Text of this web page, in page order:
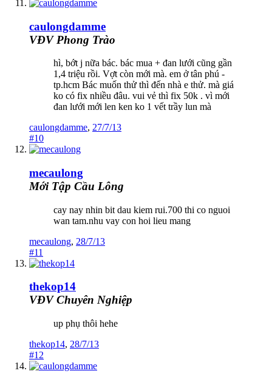
caulongdamme
VĐV Phong Trào
hì, bớt j nữa bác. bác mua + đan lưới cũng gần
1,4 triệu rồi. Vợt còn mới mà. em ở tân phú -
tp.hcm Bác muốn thử thì đến nhà e thử. mà giá
ko có fix nhiều đâu. vui vẻ thì fix 50k . vì mới
đan lưới mới len ken ko 1 vết trầy lun mà
caulongdamme, 27/7/13
#10
mecaulong
Mới Tập Cầu Lông
cay nay nhin bit dau kiem rui.700 thi co nguoi
wan tam.nhu vay con hoi lieu mang
mecaulong, 28/7/13
#11
thekop14
VĐV Chuyên Nghiệp
up phụ thôi hehe
thekop14, 28/7/13
#12